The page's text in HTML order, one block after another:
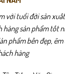
với tuổi đời sản
hàng sản phẩm tốt
phẩm bền đẹp,
hàng